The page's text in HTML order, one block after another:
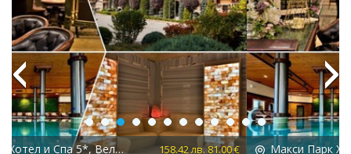
Макси Парк Хотел и Спа 5*, Велинград 295.33 лв. 151.00 €
Previous Next